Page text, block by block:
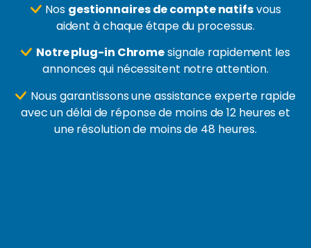
Nos gestionnaires de compte natifsvous
aident à chaque étape du processus.
Notre plug-in Chromesignale rapidement les
annonces qui nécessitent notre attention.
Nous garantissons une assistance experte rapide
avec un délai de réponse de moins de 12 heures et
une résolution de moins de 48 heures.